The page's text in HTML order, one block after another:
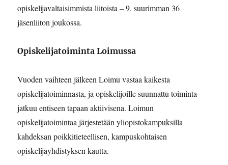
opiskelijavaltaisimmista liitoista – 9. suurimman 36
jäsenliiton joukossa.
Opiskelijatoiminta Loimussa
Vuoden vaihteen jälkeen Loimu vastaa kaikesta
opiskelijatoiminnasta, ja opiskelijoille suunnattu toiminta
jatkuu entiseen tapaan aktiivisena. Loimun
opiskelijatoimintaa järjestetään yliopistokampuksilla
kahdeksan poikkitieteellisen, kampuskohtaisen
opiskelijayhdistyksen kautta.